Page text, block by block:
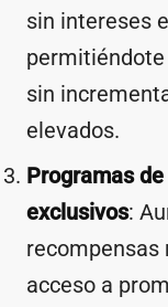
sin intereses
sin
elevados.
Programas
exclusivos:
recompensas
acceso a